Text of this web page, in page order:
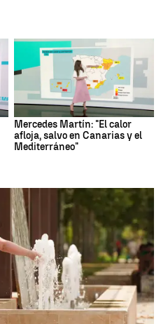
Mercedes Martín: "El calor
afloja, salvo en Canarias y el
Mediterráneo"